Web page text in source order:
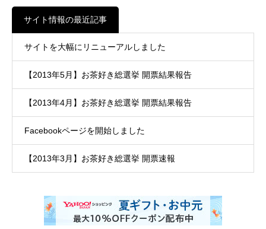
サイト情報の最近記事
サイトを大幅にリニューアルしました
【2013年5月】お茶好き総選挙 開票結果報告
【2013年4月】お茶好き総選挙 開票結果報告
Facebookページを開始しました
【2013年3月】お茶好き総選挙 開票速報